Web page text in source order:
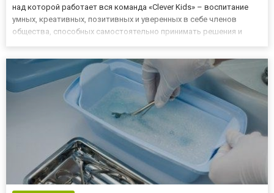
над которой работает вся команда «Clever Kids» – воспитание
умных, креативных, позитивных и уверенных в себе членов
общества, способных самостоятельно принимать решения и